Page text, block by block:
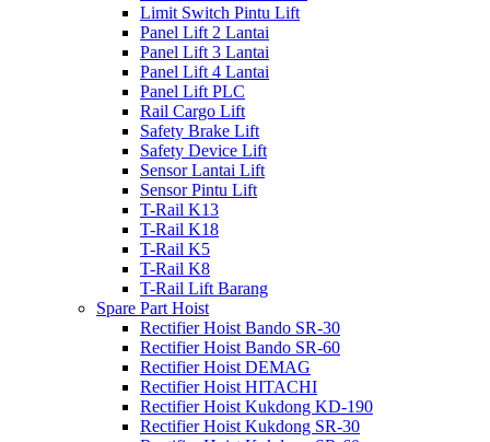
Limit Switch Pintu Lift
Panel Lift 2 Lantai
Panel Lift 3 Lantai
Panel Lift 4 Lantai
Panel Lift PLC
Rail Cargo Lift
Safety Brake Lift
Safety Device Lift
Sensor Lantai Lift
Sensor Pintu Lift
T-Rail K13
T-Rail K18
T-Rail K5
T-Rail K8
T-Rail Lift Barang
Spare Part Hoist
Rectifier Hoist Bando SR-30
Rectifier Hoist Bando SR-60
Rectifier Hoist DEMAG
Rectifier Hoist HITACHI
Rectifier Hoist Kukdong KD-190
Rectifier Hoist Kukdong SR-30